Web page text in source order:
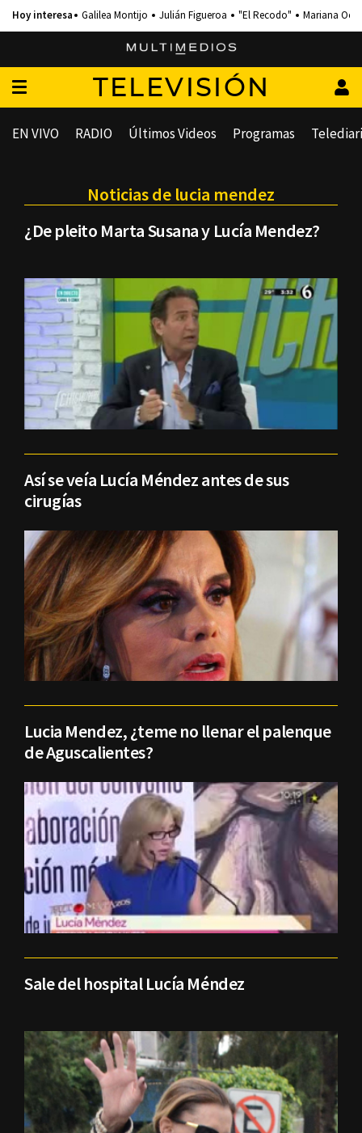
Galilea Montijo Julián Figueroa "El Recodo" Mariana
TELEVISIÓN
EN VIVO RADIO Últimos Videos Programas
Noticias de lucia mendez
¿De pleito Marta Susana y Lucía Mendez?
Así se veía Lucía Méndez antes de sus
cirugías
Lucia Mendez, ¿teme no llenar el palenque
de Aguscalientes?
Sale del hospital Lucía Méndez